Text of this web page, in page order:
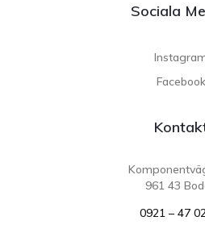
Sociala
Facebook
961 43
0921 – 47